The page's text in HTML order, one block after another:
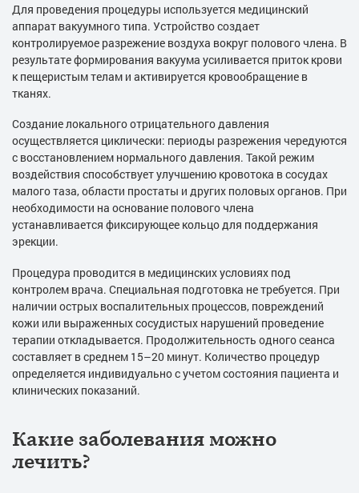
Для проведения процедуры используется медицинский
аппарат вакуумного типа. Устройство создает
контролируемое разрежение воздуха вокруг полового члена. В
результате формирования вакуума усиливается приток крови
к пещеристым телам и активируется кровообращение в
тканях.
Создание локального отрицательного давления
осуществляется циклически: периоды разрежения чередуются
с восстановлением нормального давления. Такой режим
воздействия способствует улучшению кровотока в сосудах
малого таза, области простаты и других половых органов. При
необходимости на основание полового члена
устанавливается фиксирующее кольцо для поддержания
эрекции.
Процедура проводится в медицинских условиях под
контролем врача. Специальная подготовка не требуется. При
наличии острых воспалительных процессов, повреждений
кожи или выраженных сосудистых нарушений проведение
терапии откладывается. Продолжительность одного сеанса
составляет в среднем 15–20 минут. Количество процедур
определяется индивидуально с учетом состояния пациента и
клинических показаний.
Какие заболевания можно
лечить?